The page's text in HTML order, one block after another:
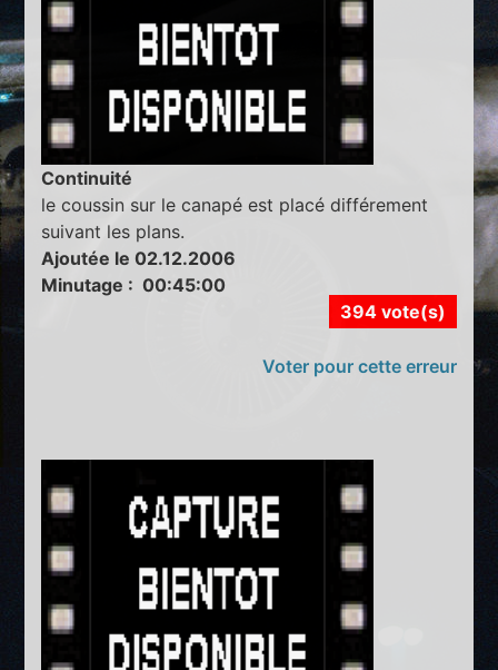
Continuité
le coussin sur le canapé est placé différement
suivant les plans.
Ajoutée le 02.12.2006
Minutage : 00:45:00
394 vote(s)
Voter pour cette erreur